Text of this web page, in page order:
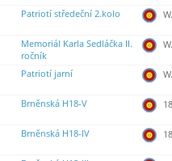
Patriotí středeční 2.kolo
Memoriál Karla Sedláčka II.
ročník
Patriotí jarní
Brněnská H18-V
Brněnská H18-IV